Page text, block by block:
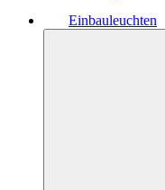
Einbauleuchten